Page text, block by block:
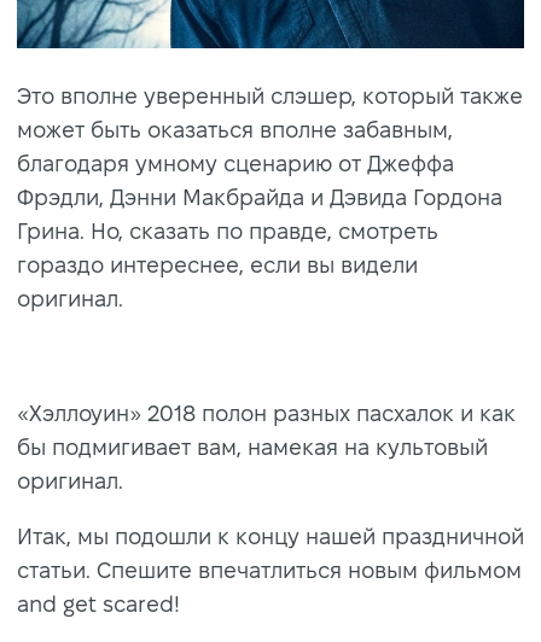
Это вполне уверенный слэшер, который также
может быть оказаться вполне забавным,
благодаря умному сценарию от Джеффа
Фрэдли, Дэнни Макбрайда и Дэвида Гордона
Грина. Но, сказать по правде, смотреть
гораздо интереснее, если вы видели
оригинал.
«Хэллоуин» 2018 полон разных пасхалок и как
бы подмигивает вам, намекая на культовый
оригинал.
Итак, мы подошли к концу нашей праздничной
статьи. Спешите впечатлиться новым фильмом
and get scared!